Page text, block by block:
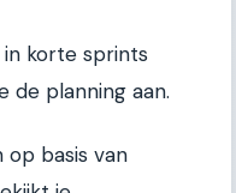
korte sprints
de planning aan.
basis van